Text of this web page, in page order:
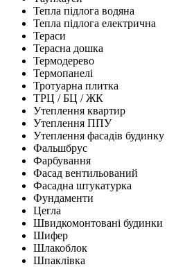
Тепла підлога водяна
Тепла підлога електрична
Тераси
Терасна дошка
Термодерево
Термопанелі
Тротуарна плитка
ТРЦ / БЦ / ЖК
Утеплення квартир
Утеплення ППУ
Утеплення фасадів будинку
Фальшбрус
Фарбування
Фасад вентильований
Фасадна штукатурка
Фундаменти
Цегла
Швидкомонтовані будинки
Шифер
Шлакоблок
Шпаклівка